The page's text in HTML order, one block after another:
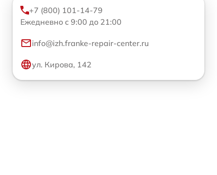
+7 (800) 101-14-79
Ежедневно с 9:00 до 21:00
info@izh.franke-repair-center.ru
ул. Кирова, 142